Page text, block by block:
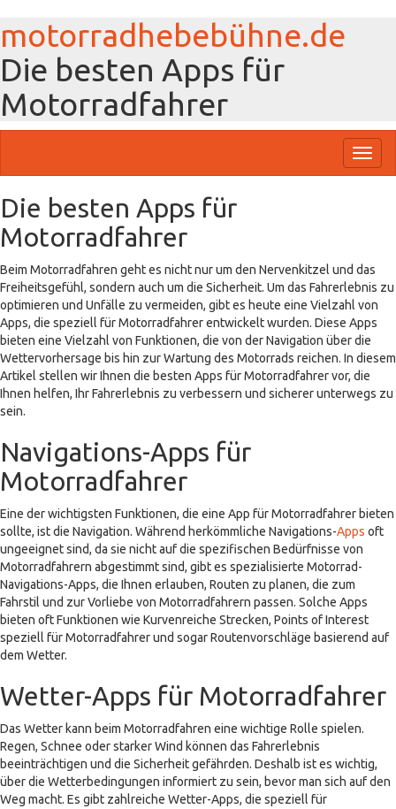
motorradhebebühne.de
Die besten Apps für
Motorradfahrer
Die besten Apps für
Motorradfahrer
Beim Motorradfahren geht es nicht nur um den Nervenkitzel und das
Freiheitsgefühl, sondern auch um die Sicherheit. Um das Fahrerlebnis zu
optimieren und Unfälle zu vermeiden, gibt es heute eine Vielzahl von
Apps, die speziell für Motorradfahrer entwickelt wurden. Diese Apps
bieten eine Vielzahl von Funktionen, die von der Navigation über die
Wettervorhersage bis hin zur Wartung des Motorrads reichen. In diesem
Artikel stellen wir Ihnen die besten Apps für Motorradfahrer vor, die
Ihnen helfen, Ihr Fahrerlebnis zu verbessern und sicherer unterwegs zu
sein.
Navigations-Apps für
Motorradfahrer
Eine der wichtigsten Funktionen, die eine App für Motorradfahrer bieten
sollte, ist die Navigation. Während herkömmliche Navigations-Apps oft
ungeeignet sind, da sie nicht auf die spezifischen Bedürfnisse von
Motorradfahrern abgestimmt sind, gibt es spezialisierte Motorrad-
Navigations-Apps, die Ihnen erlauben, Routen zu planen, die zum
Fahrstil und zur Vorliebe von Motorradfahrern passen. Solche Apps
bieten oft Funktionen wie Kurvenreiche Strecken, Points of Interest
speziell für Motorradfahrer und sogar Routenvorschläge basierend auf
dem Wetter.
Wetter-Apps für Motorradfahrer
Das Wetter kann beim Motorradfahren eine wichtige Rolle spielen.
Regen, Schnee oder starker Wind können das Fahrerlebnis
beeinträchtigen und die Sicherheit gefährden. Deshalb ist es wichtig,
über die Wetterbedingungen informiert zu sein, bevor man sich auf den
Weg macht. Es gibt zahlreiche Wetter-Apps, die speziell für